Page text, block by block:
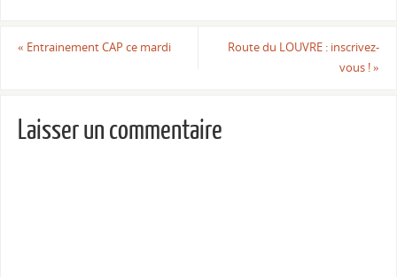
« Entrainement CAP ce mardi
Route du LOUVRE : inscrivez-
vous !»
Laisser un commentaire